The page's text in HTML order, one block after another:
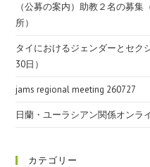
（公募の案内）助教２名の募
所）
タイにおけるジェンダーとセク
30日）
jams regional meeting 260727
日蘭・ユーラシアン関係オンラ
カテゴリー